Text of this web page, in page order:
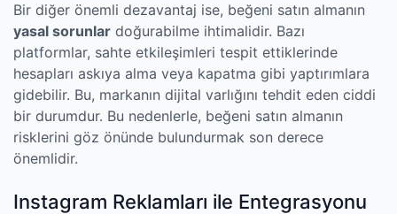
Bir diğer önemli dezavantaj ise, beğeni satın almanın
yasal sorunlar doğurabilme ihtimalidir. Bazı
platformlar, sahte etkileşimleri tespit ettiklerinde
hesapları askıya alma veya kapatma gibi yaptırımlara
gidebilir. Bu, markanın dijital varlığını tehdit eden ciddi
bir durumdur. Bu nedenlerle, beğeni satın almanın
risklerini göz önünde bulundurmak son derece
önemlidir.
Instagram Reklamları ile Entegrasyonu